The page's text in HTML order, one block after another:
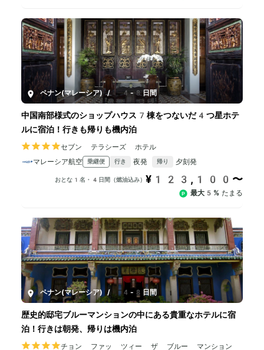
ペナン(マレーシア) / 4-8日間
中国南部様式のショップハウス7棟をつないだ4つ星ホテ
ルに宿泊！行きも帰りも機内泊
セブン テラシーズ ホテル
マレーシア航空
乗継便 行き 夜発 帰り 夕刻発
おとな1名・4日間（燃油込み） ¥123,100〜
最大5% たまる
ペナン(マレーシア) / 4-8日間
歴史的邸宅ブルーマンションの中にある貴重なホテルに宿
泊！行きは朝発、帰りは機内泊
チョン ファッ ツィー ザ ブルー マンション